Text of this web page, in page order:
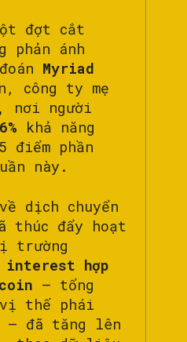
đợt cắt
phản ánh
Myriad
công ty mẹ
nơi người
khả năng
điểm phần
này.
dịch chuyển
thúc đẩy hoạt
trường
interest hợp
— tổng
thế phái
— đã tăng lên